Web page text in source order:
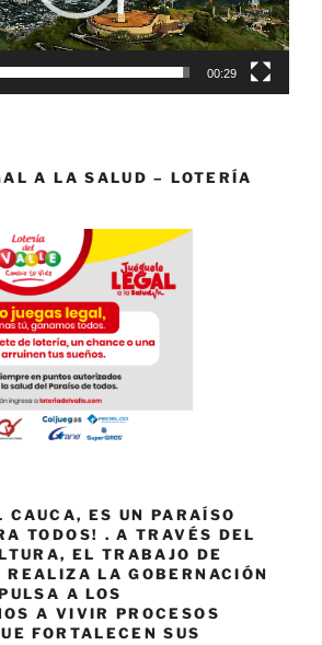
00:29
A LA SALUD – LOTERÍA
CAUCA, ES UN PARAÍSO
TODOS! . A TRAVÉS DEL
EL TRABAJO DE
REALIZA LA GOBERNACIÓN
A LOS
A VIVIR PROCESOS
FORTALECEN SUS